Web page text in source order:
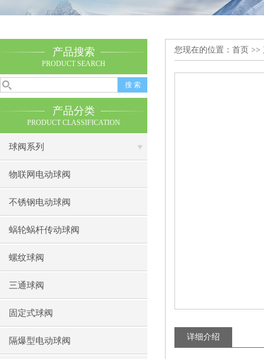
产品搜索
PRODUCT SEARCH
产品分类
PRODUCT CLASSIFICATION
球阀系列
物联网电动球阀
不锈钢电动球阀
蜗轮蜗杆传动球阀
螺纹球阀
三通球阀
固定式球阀
隔爆型电动球阀
您现在的位置： 首页 >>
详细介绍